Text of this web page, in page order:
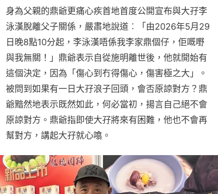
身為父親的鼎爺更痛心疾首地首度公開宣布與大孖李
泳漢脫離父子關係，嚴肅地說道︰「由2026年5月29
日晚8點10分起，李泳漢唔係我李家鼎個仔，佢嘅嘢
與我無關！」鼎爺表示自從施明離世後，他就開始有
這個決定，因為「傷心到冇得傷心，傷害極之大」。
被問到如果有一日大孖浪子回頭，會否原諒對方？鼎
爺黯然地表示既然如此，何必當初，揚言自己絕不會
原諒對方。鼎爺指即使大孖將來有困難，他也不會再
幫對方，講起大孖就心噏。